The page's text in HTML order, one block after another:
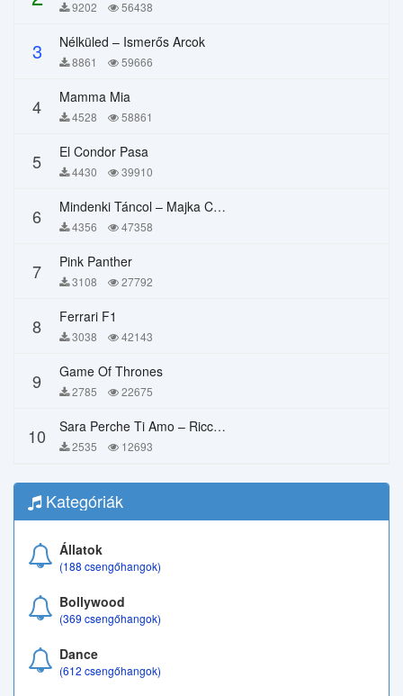
9202 56438
3 Nélküled – Ismerős Arcok
8861 59666
4 Mamma Mia
4528 58861
5 El Condor Pasa
4430 39910
6 Mindenki Táncol – Majka Curtis, Péter Majoros
4356 47358
7 Pink Panther
3108 27792
8 Ferrari F1
3038 42143
9 Game Of Thrones
2785 22675
10 Sara Perche Ti Amo – Ricchi E Poveri
2535 12693
Kategóriák
Állatok
(188 csengőhangok)
Bollywood
(369 csengőhangok)
Dance
(612 csengőhangok)